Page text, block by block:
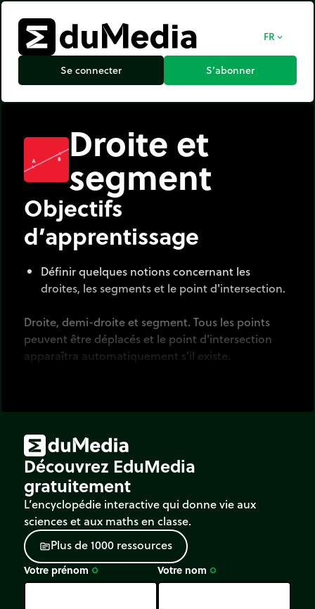
FR expand_more
Se connecter S’abonner
Droite et
segment
Objectifs
d’apprentissage
Définir quelques notions concernant les
droites, les segments et le point d'intersection.
Droite, demi-droite et segment. Tous les points
peuvent être déplacés et le point d'intersection
apparaîtra automatiquement s'il existe.
Découvrez EduMedia
gratuitement
L’encyclopédie interactive qui donne vie aux
sciences et aux maths en classe.
sourcePlusde1000 ressources
Votre prénom trip_origin Votre nom trip_origin